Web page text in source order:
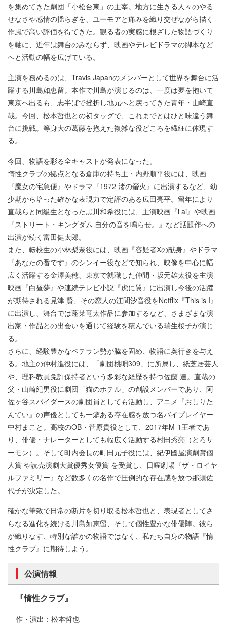
を集めてきた劇団「小松台東」の主宰。地方に生きる人々のやる
せなさや感情の揺らぎを、ユーモアと痛みを織り交ぜながら描く
作風で高い評価を得てきた。観る者の実感に根ざした物語づくり
を軸に、近年は舞台のみならず、映画やテレビドラマの脚本など
へと活動の幅を広げている。
主演を務めるのは、Travis Japanのメンバーとして世界を舞台に活
躍する川島如恵留。本作で川島が演じるのは、一度は夢を抱いて
東京へ出るも、志半ばで挫折し地元へと戻ってきた青年・山崎直
哉。今回、松本哲也との初タッグで、これまでとはひと味違う舞
台に挑戦。等身大の葛藤を抱えた複雑な役どころを繊細に体現す
る。
今回、物語を彩る全キャストが発表になった。
惰性クラブの拠点となる倉庫の持ち主・内野順平役には、映画
『魔女の宅急便』やドラマ『1972 渚の螢火』に出演するなど、幼
少期から培った確かな表現力で定評のある広田亮平。留年により
直哉らと同級生となった黒川和希役には、主演映画『i ai』や映画
『ストリート・キングダム 自分の音を鳴らせ。』など話題作への
出演が続く富田健太郎。
また、転校生の小林梨奈役には、映画『容疑者Xの献身』やドラマ
『あなたの番です』のシンイー役などで知られ、映像を中心に幅
広く活躍する金澤美穂、東京で就職した仲間・坂元雄太役を主演
映画『白昼夢』や連続テレビ小説『虎に翼』に出演し今後の活躍
が期待される見津 賢、その恋人の江間汐音役をNetflix『This is I』
に出演し、舞台では蓬莱竜太作品に参加するなど、さまざまな演
出家・作品との出会いを通じて経験を積んでいる瑞生桜子が演じ
る。
さらに、経験豊かなベテラン勢が脇を固め、物語に奥行きを与え
る。地主の仲村進役には、「劇団桃唄309」に所属し、紙芝居芸人
や、理科教員免許保持者という多彩な経歴を持つ佐藤 達。直哉の
父・山崎紀男役に劇団「猫のホテル」の創設メンバーであり、阿
佐ヶ谷スパイダースの劇団員としても活動し、アニメ『おしりた
んてい』の声優としても一癖ある存在感を放つ名バイプレイヤー
中村まこと。高校のOB・菅原貴役として、2017年M-1王者であ
り、俳優・ナレーターとしても幅広く活動する村田秀亮（とろサ
ーモン）。そして町内会長の町田元子役には、紀伊國屋演劇賞個
人賞 や読売演劇大賞優秀女優賞 を受賞し、日曜劇場『ザ・ロイヤ
ルファミリー』など数多くの名作で圧倒的な存在感を放つ那須佐
代子が決定した。
確かな筆致で日常の断片を切り取る松本哲也と、表現者としてさ
らなる進化を続ける川島如恵留、そして個性豊かな俳優陣。彼ら
が織りなす、特別な誰かの物語ではなく、私たち自身の物語『惰
性クラブ』に期待しよう。
公演情報
『惰性クラブ』
作・演出：松本哲也